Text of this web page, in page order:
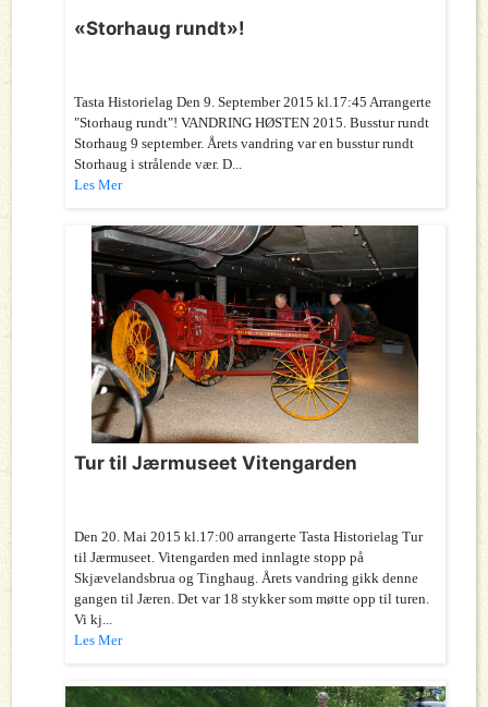
«Storhaug rundt»!
Tasta Historielag Den 9. September 2015 kl.17:45 Arrangerte
"Storhaug rundt"! VANDRING HØSTEN 2015. Busstur rundt
Storhaug 9 september. Årets vandring var en busstur rundt
Storhaug i strålende vær. D...
Les Mer
Tur til Jærmuseet Vitengarden
Den 20. Mai 2015 kl.17:00 arrangerte Tasta Historielag Tur
til Jærmuseet. Vitengarden med innlagte stopp på
Skjævelandsbrua og Tinghaug. Årets vandring gikk denne
gangen til Jæren. Det var 18 stykker som møtte opp til turen.
Vi kj...
Les Mer